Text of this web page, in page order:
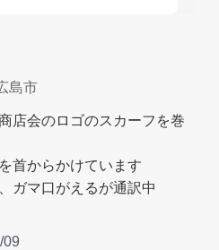
島市
店会のロゴのスカーフを巻
首からかけています
ガマ口がえるが通訳中
09